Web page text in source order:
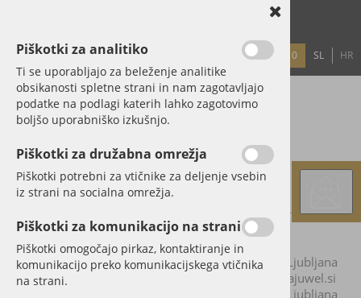
SL HR
PRIJAVA GESLO? 0
Kontaktirajte nas Naslov:Stegne 35, 1000 Ljubljana
Telefon:
info@vitajuwel.si
Stegne 35, 1000 Ljubljana
Piškotki za analitiko
Ti se uporabljajo za beleženje analitike
obsikanosti spletne strani in nam zagotavljajo
podatke na podlagi katerih lahko zagotovimo
boljšo uporabniško izkušnjo.
Piškotki za družabna omrežja
Piškotki potrebni za vtičnike za deljenje vsebin
iz strani na socialna omrežja.
Piškotki za komunikacijo na strani
Piškotki omogočajo pirkaz, kontaktiranje in
komunikacijo preko komunikacijskega vtičnika
na strani.